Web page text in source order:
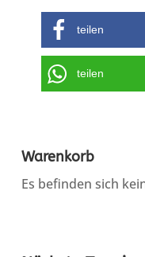
teilen
teilen
Warenkorb
Es befinden sich